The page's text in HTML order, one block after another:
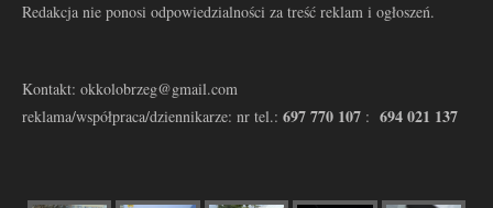
Redakcja nie ponosi odpowiedzialności za treść reklam i ogłoszeń.
Kontakt: okkolobrzeg@gmail.com
reklama/współpraca/dziennikarze: nr tel.: 697 770 107 : 694 021 137